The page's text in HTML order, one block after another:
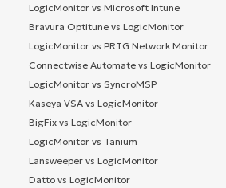
LogicMonitor vs Microsoft Intune
Bravura Optitune vs LogicMonitor
LogicMonitor vs PRTG Network Monitor
Connectwise Automate vs LogicMonitor
LogicMonitor vs SyncroMSP
Kaseya VSA vs LogicMonitor
BigFix vs LogicMonitor
LogicMonitor vs Tanium
Lansweeper vs LogicMonitor
Datto vs LogicMonitor